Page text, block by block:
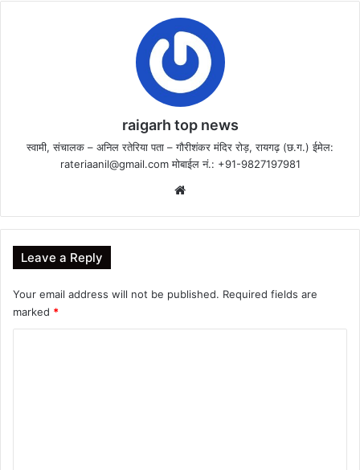
raigarh top news
स्वामी, संचालक – अनिल रतेरिया पता – गौरीशंकर मंदिर रोड़, रायगढ़ (छ.ग.) ईमेल:
rateriaanil@gmail.comमोबाईल नं.: +91-9827197981
Leave a Reply
Your email address will not be published. Required fields are
marked *